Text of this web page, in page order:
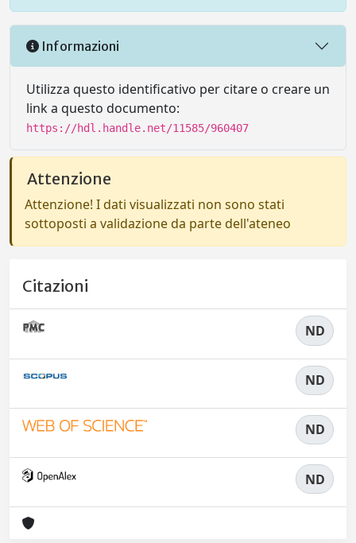
Informazioni
Utilizza questo identificativo per citare o creare un
link a questo documento:
https://hdl.handle.net/11585/960407
Attenzione
Attenzione! I dati visualizzati non sono stati
sottoposti a validazione da parte dell'ateneo
Citazioni
ND
ND
ND
ND